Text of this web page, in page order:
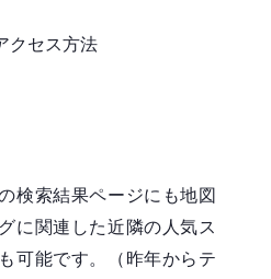
検索結果ページにも地図
に関連した近隣の人気ス
可能です。（昨年からテ